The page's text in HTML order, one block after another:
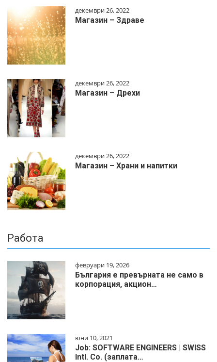
декември 26, 2022
Магазин – Здраве
декември 26, 2022
Магазин – Дрехи
декември 26, 2022
Магазин – Храни и напитки
Работа
февруари 19, 2026
България е превърната не само в
корпорация, акцион…
юни 10, 2021
Job: SOFTWARE ENGINEERS | SWISS
Intl. Co. (заплата…